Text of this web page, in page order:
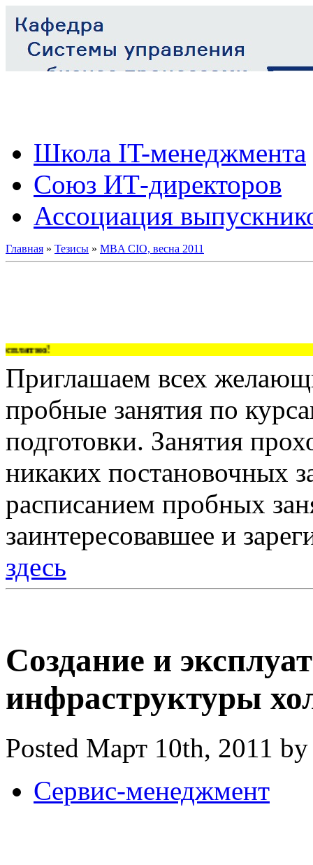
Школа IT-менеджмента
Союз ИТ-директоров
Ассоциация
Главная » Тезисы » MBA CIO, весна 2011
Приглашаем всех
пробные занятия по
подготовки. Занятия
никаких постановочных
расписанием пробных
заинтересовавшее и
здесь
Создание и
инфраструктуры
Posted Март 10th, 2011
Сервис-менеджмент